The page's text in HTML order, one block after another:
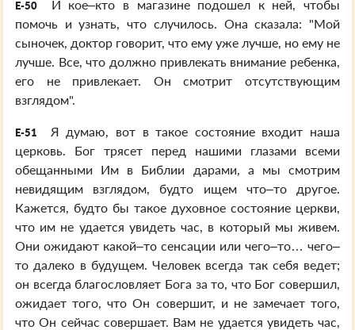
E-50
И кое–кто в магазине подошел к ней, чтобы
помочь и узнать, что случилось. Она сказала: "Мой
сыночек, доктор говорит, что ему уже лучше, но ему не
лучше. Все, что должно привлекать внимание ребенка,
его не привлекает. Он смотрит отсутствующим
взглядом".
E-51
Я думаю, вот в такое состояние входит наша
церковь. Бог трясет перед нашими глазами всеми
обещанными Им в Библии дарами, а мы смотрим
невидящим взглядом, будто ищем что–то другое.
Кажется, будто бы такое духовное состояние церкви,
что им не удается увидеть час, в который мы живем.
Они ожидают какой–то сенсации или чего–то… чего–
то далеко в будущем. Человек всегда так себя ведет;
он всегда благословляет Бога за то, что Бог совершил,
ожидает того, что Он совершит, и не замечает того,
что Он сейчас совершает. Вам не удается увидеть час,